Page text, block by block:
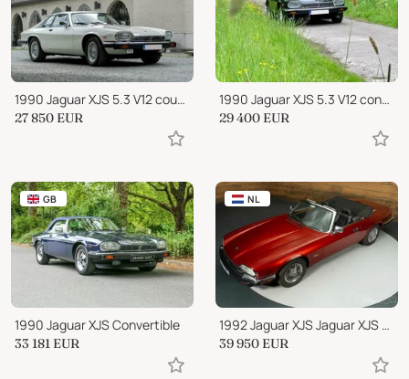
1990 Jaguar XJS 5.3 V12 coupe
27 850 EUR
1990 Jaguar XJS 5.3 V12 convertible
29 400 EUR
GB
1990 Jaguar XJS Convertible
33 181 EUR
NL
1992 Jaguar XJS Jaguar XJS Cabriolet
39 950 EUR